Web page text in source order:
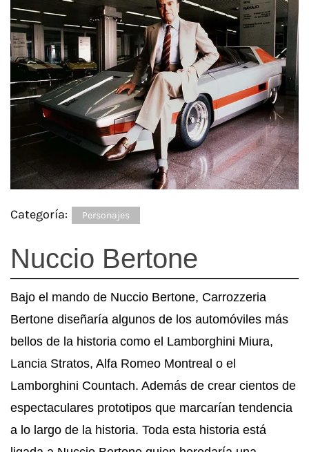
Categoría: Personajes
Nuccio Bertone
Bajo el mando de Nuccio Bertone, Carrozzeria
Bertone diseñaría algunos de los automóviles más
bellos de la historia como el Lamborghini Miura,
Lancia Stratos, Alfa Romeo Montreal o el
Lamborghini Countach. Además de crear cientos de
espectaculares prototipos que marcarían tendencia
a lo largo de la historia. Toda esta historia está